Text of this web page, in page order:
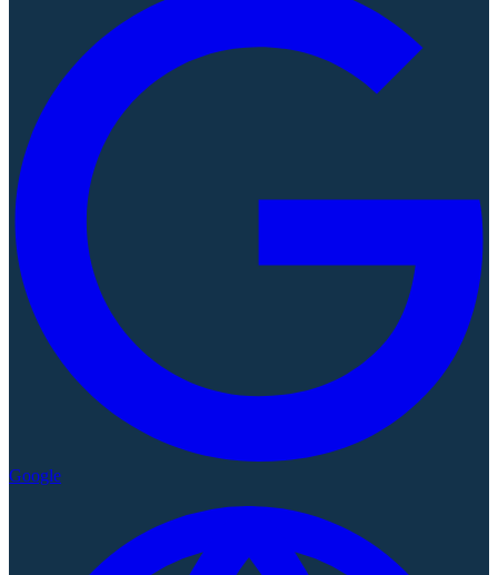
Google